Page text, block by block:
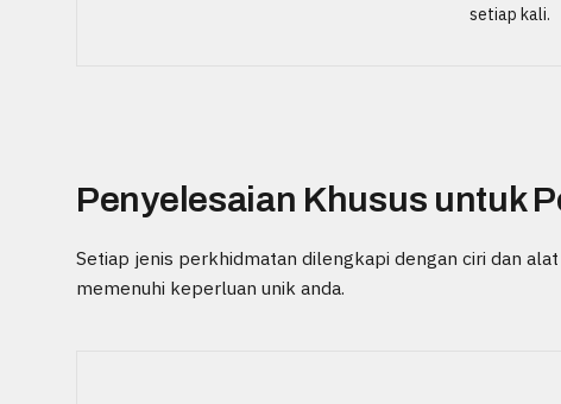
setiap kali.
Penyelesaian Khusus untuk
Setiap jenis perkhidmatan dilengkapi dengan ciri dan
memenuhi keperluan unik anda.